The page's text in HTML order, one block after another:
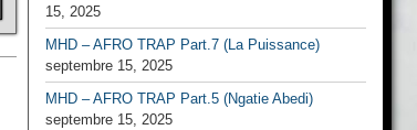
15, 2025
MHD – AFRO TRAP Part.7 (La Puissance)
septembre 15, 2025
MHD – AFRO TRAP Part.5 (Ngatie Abedi)
septembre 15, 2025